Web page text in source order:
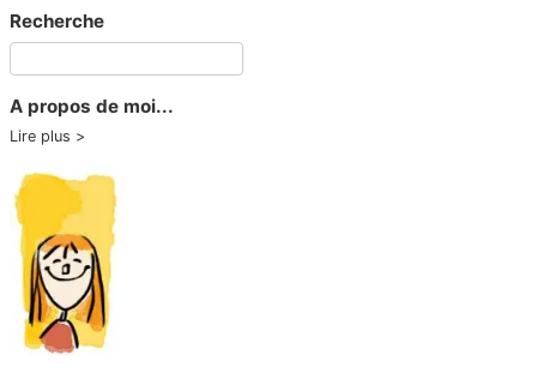
Recherche
A propos de moi...
Lire plus